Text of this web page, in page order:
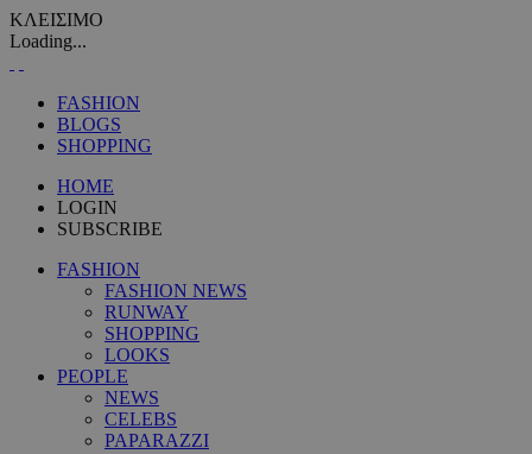
ΚΛΕΙΣΙΜΟ
Loading...
FASHION
BLOGS
SHOPPING
HOME
LOGIN
SUBSCRIBE
FASHION
FASHION NEWS
RUNWAY
SHOPPING
LOOKS
PEOPLE
NEWS
CELEBS
PAPARAZZI